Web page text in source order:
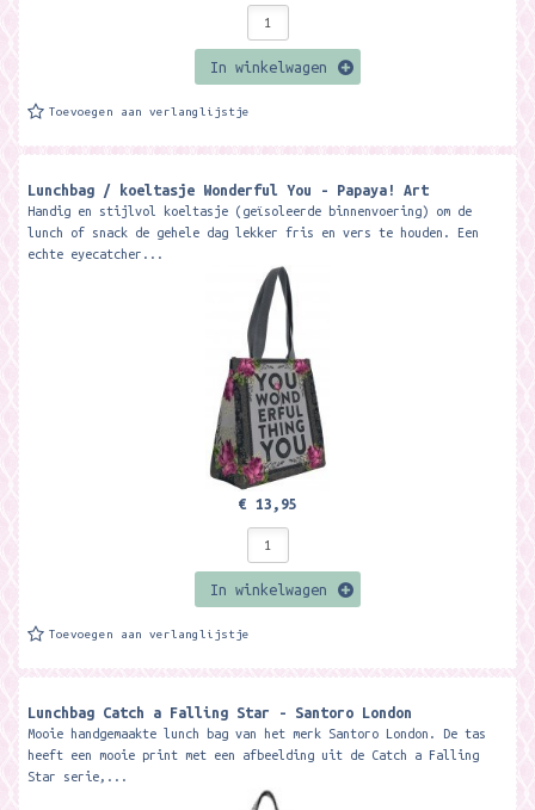
In winkelwagen
Toevoegen aan verlanglijstje
Lunchbag / koeltasje Wonderful You - Papaya! Art
Handig en stijlvol koeltasje (geïsoleerde binnenvoering) om de
lunch of snack de gehele dag lekker fris en vers te houden. Een
echte eyecatcher...
€ 13,95
In winkelwagen
Toevoegen aan verlanglijstje
Lunchbag Catch a Falling Star - Santoro London
Mooie handgemaakte lunch bag van het merk Santoro London. De tas
heeft een mooie print met een afbeelding uit de Catch a Falling
Star serie,...